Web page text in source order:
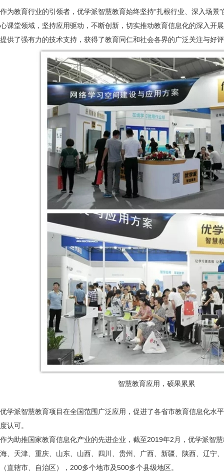
作为教育行业的引领者，优学派智慧教育始终坚持“扎根行业、深入场景
心课堂领域，坚持应用驱动，不断创新，切实推动教育信息化的深入开
提供了强有力的技术支持，获得了教育同仁和社会各界的广泛关注与好
智慧教育应用，硕果累累
优学派智慧教育项目在全国范围广泛应用，促进了各省市教育信息化水
度认可。
作为助推国家教育信息化产业的先进企业，截至2019年2月，优学派智
海、天津、重庆、山东、山西、四川、贵州、广西、新疆、陕西、辽宁
（直辖市、自治区），200多个地市及500多个县级地区。